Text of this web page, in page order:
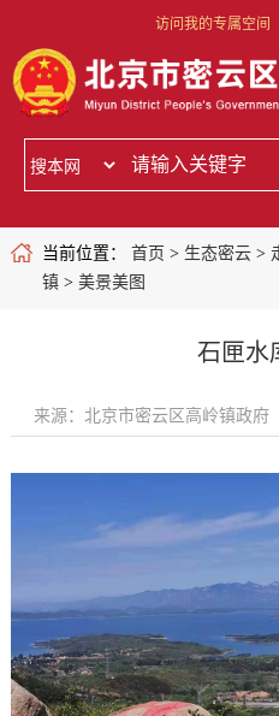
访问我的专属空间
当前位置： 首页 > 生态密云>
镇> 美景美图
石匣水
来源：北京市密云区高岭镇政府